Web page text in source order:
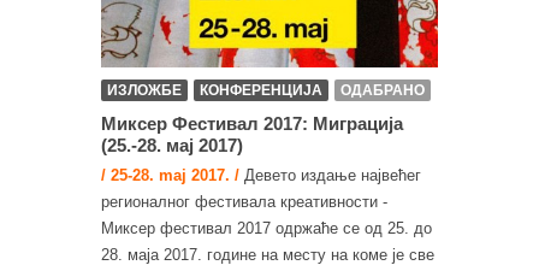
ИЗЛОЖБЕ КОНФЕРЕНЦИЈА ОДАБРАНО
Миксер Фестивал 2017: Миграција
(25.-28. мај 2017)
/ 25-28. maj 2017. / Девето издање највећег
регионалног фестивала креативности -
Миксер фестивал 2017 одржаће се од 25. до
28. маја 2017. године на месту на коме је све